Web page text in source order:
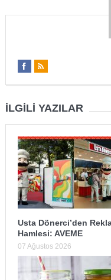
İLGILI YAZILAR
Usta Dönerci’den
Hamlesi: AVEME
07 Ağustos 2026